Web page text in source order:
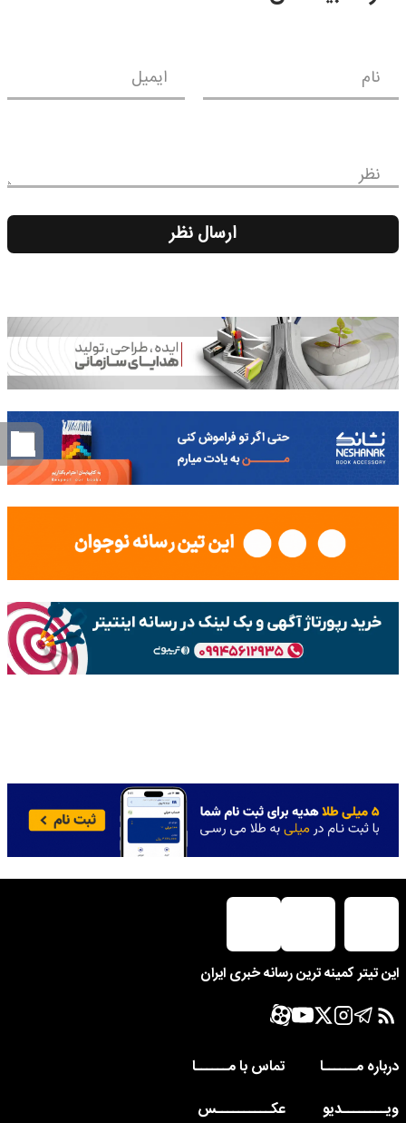
نام ایمیل
نظر
ارسال نظر
این تیتر کمینه ترین رسانه خبری ایران
درباره مــــــا
تماس با مــــــا
ویــــــــدیو
عکــــــــــس